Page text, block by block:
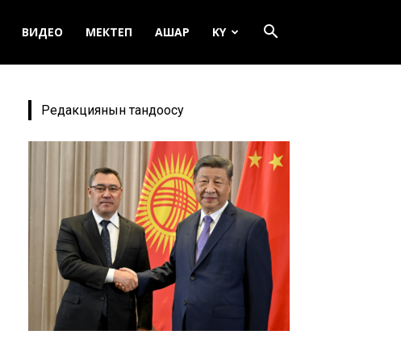
ВИДЕО МЕКТЕП АШАР KY
Редакциянын тандоосу